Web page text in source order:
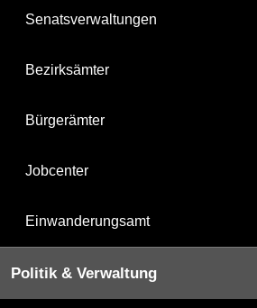
Senatsverwaltungen
Bezirksämter
Bürgerämter
Jobcenter
Einwanderungsamt
Politik & Verwaltung